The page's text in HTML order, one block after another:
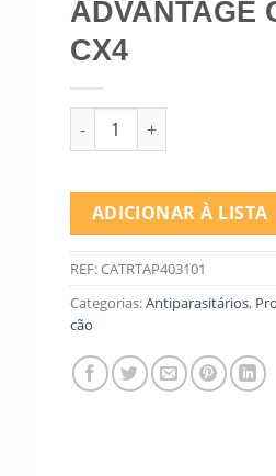
ADVANTAGE
CX4
Quantidade de
ADICIONAR À LISTA
REF:CATRTAP403101
Categorias:Antiparasitários,
cão